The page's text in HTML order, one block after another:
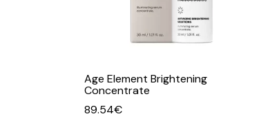
Age Element Brightening
Concentrate
89.54€